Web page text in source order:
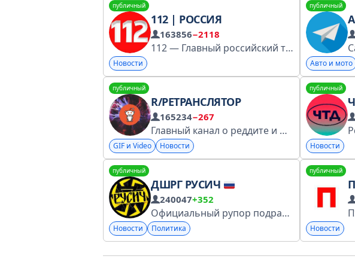
публичный
112 | РОССИЯ
163856−2118
112 — Главный российский телеграм-канал о происшествиях. Реклама: @yulya_admin @apmatupa_adm Прислать новость: https://t.me/novosti_112rossiya?direct *Ответственность за рекламу несет рекламодатель
Новости
публичный
Авто и мото
публичный
R/РЕТРАНСЛЯТОР
165234−267
Главный канал о реддите и жизни интернета. Пишем о том, что обсуждают сегодня, и показываем то, о чём будут говорить завтра. По вопросам рекламы — @adretra_bot По остальным вопросам — @dewqas Реестр: clck.ru/3Lj8Vs
GIF и Video Новости
публичный
Новости
публичный
ДШРГ РУСИЧ
240047+352
Официальный рупор подразделения. Слава Руси! @Alexey_Milchakov_private_bot - канал Серба. @rusichspb - спортпит. @dshrg_lavka - сувениры. @svo_dshrg - набор на контракт. по рекламе - в сообщения канала.
Новости Политика
публичный
Новости